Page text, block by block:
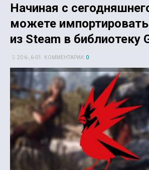
Начиная с
можете
из Steam в библиотеку
20 6-, 6-01 КОММЕНТАРИИ: 0